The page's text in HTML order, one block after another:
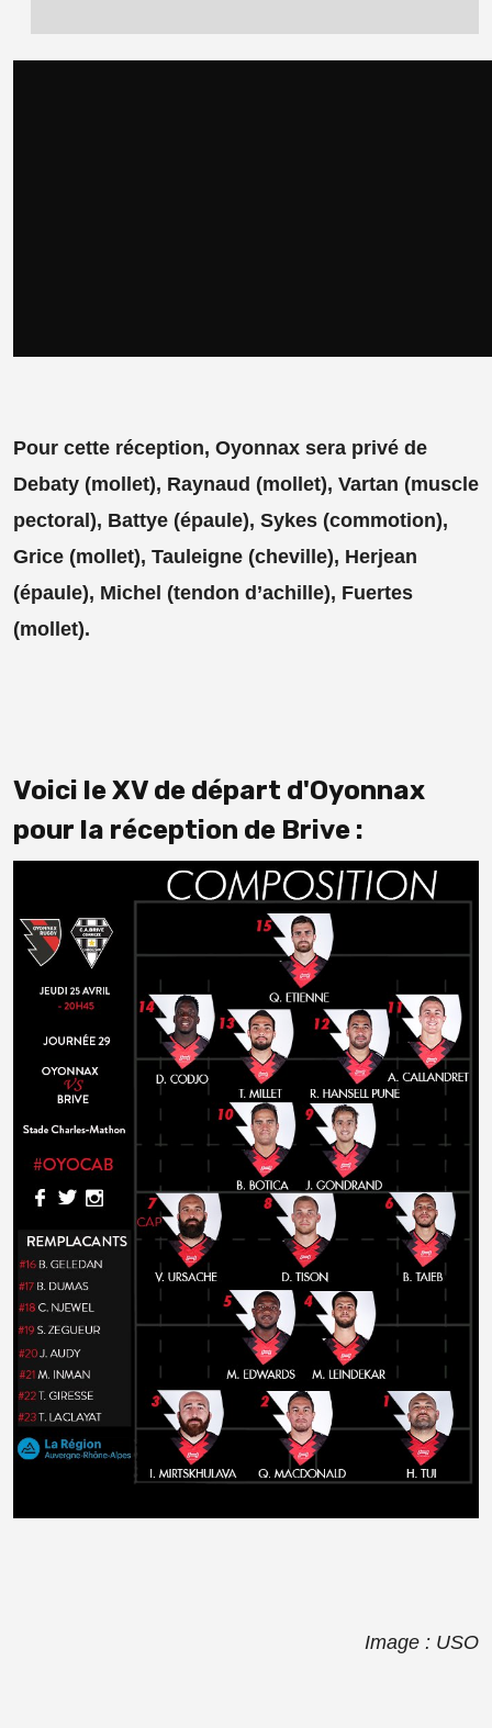
Pour cette réception, Oyonnax sera privé de
Debaty (mollet), Raynaud (mollet), Vartan (muscle
pectoral), Battye (épaule), Sykes (commotion),
Grice (mollet), Tauleigne (cheville), Herjean
(épaule), Michel (tendon d’achille), Fuertes
(mollet).
Voici le XV de départ d'Oyonnax
pour la réception de Brive :
Image : USO